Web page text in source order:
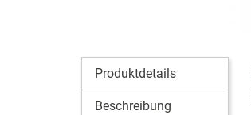
Produktdetails
Beschreibung